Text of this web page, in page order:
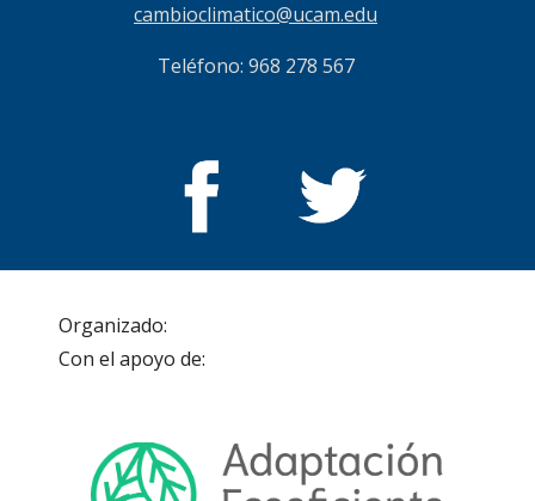
cambioclimatico@ucam.edu
Teléfono: 968 278 567
Organizado:
Con el apoyo de: